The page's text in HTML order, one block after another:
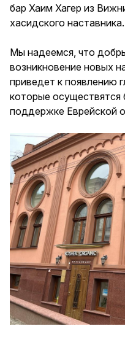
бар Хаим Хагер из
хасидского наставника.
Мы надеемся, что
возникновение новых
приведет к появлению
которые
поддержке Еврейской